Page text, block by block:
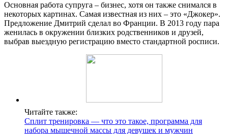
Основная работа супруга – бизнес, хотя он также снимался в
некоторых картинах. Самая известная из них – это «Джокер».
Предложение Дмитрий сделал во Франции. В 2013 году пара
женилась в окружении близких родственников и друзей,
выбрав выездную регистрацию вместо стандартной росписи.
Читайте также:
Сплит тренировка — что это такое, программа для
набора мышечной массы для девушек и мужчин